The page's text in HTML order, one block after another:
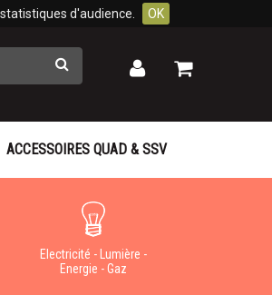
d'audience. OK
Rechercher Mon
Mon
Electricité - Lumière -
Energie - Gaz
ACCESSOIRES QUAD & SSV